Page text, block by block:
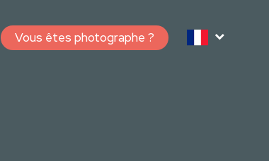
Vous êtes photographe ?